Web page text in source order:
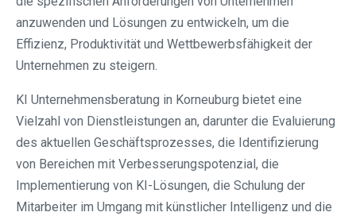
anzuwenden und Lösungen zu entwickeln, um die
Effizienz, Produktivität und Wettbewerbsfähigkeit der
Unternehmen zu steigern.
KI Unternehmensberatung in Korneuburg bietet eine
Vielzahl von Dienstleistungen an, darunter die Evaluierung
des aktuellen Geschäftsprozesses, die Identifizierung
von Bereichen mit Verbesserungspotenzial, die
Implementierung von KI-Lösungen, die Schulung der
Mitarbeiter im Umgang mit künstlicher Intelligenz und die